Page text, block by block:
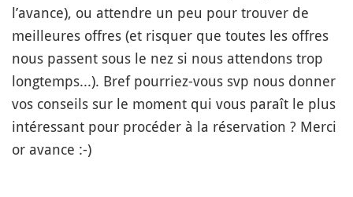
l’avance), ou attendre un peu pour trouver de
meilleures offres (et risquer que toutes les offres
nous passent sous le nez si nous attendons trop
longtemps...). Bref pourriez-vous svp nous donner
vos conseils sur le moment qui vous paraît le plus
intéressant pour procéder à la réservation ? Merci
or avance :-)